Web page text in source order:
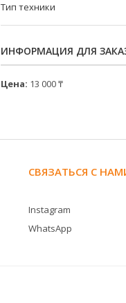
Тип техники
ИНФОРМАЦИЯ ДЛЯ
Цена: 13 000 ₸
СВЯЗАТЬСЯ С
Instagram
WhatsApp